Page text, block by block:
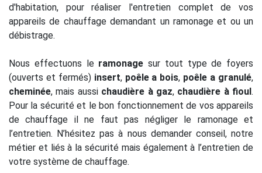
d'habitation, pour réaliser l'entretien complet de vos
appareils de chauffage demandant un ramonage et ou un
débistrage.
Nous effectuons le ramonage sur tout type de foyers
(ouverts et fermés) insert, poêle a bois, poêle a granulé,
cheminée, mais aussi chaudière à gaz, chaudière à fioul .
Pour la sécurité et le bon fonctionnement de vos appareils
de chauffage il ne faut pas négliger le ramonage et
l’entretien. N’hésitez pas à nous demander conseil, notre
métier et liés à la sécurité mais également à l’entretien de
votre système de chauffage.